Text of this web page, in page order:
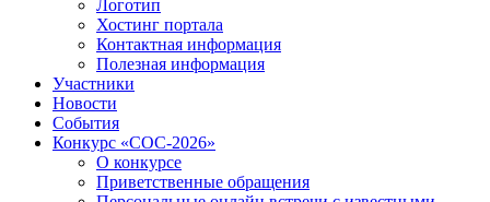
Логотип
Хостинг портала
Контактная информация
Полезная информация
Участники
Новости
События
Конкурс «СОС-2026»
О конкурсе
Приветственные обращения